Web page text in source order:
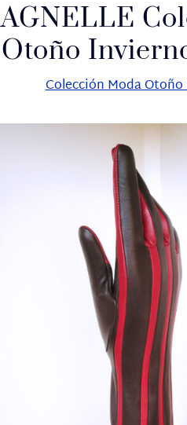
AGNELLE
Otoño
Colección Moda